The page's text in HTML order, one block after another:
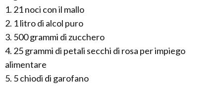
1. 21 noci con il mallo
2. 1 litro di alcol puro
3. 500 grammi di zucchero
4. 25 grammi di petali secchi di rosa per impiego
alimentare
5. 5 chiodi di garofano